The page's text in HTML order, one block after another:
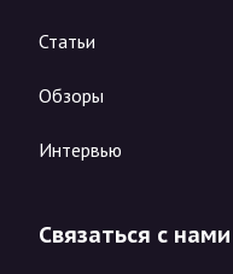
Статьи
Обзоры
Интервью
Связаться с нами